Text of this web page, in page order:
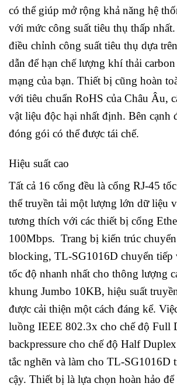
có thể giúp mở rộng khả năng hệ
với mức công suất tiêu thụ thấp
điều chỉnh công suất tiêu thụ dựa
dẫn để hạn chế lượng khí thải
mạng của bạn. Thiết bị cũng hoàn
với tiêu chuẩn RoHS của Châu Âu,
vật liệu độc hại nhất định. Bên cạnh
đóng gói có thể được tái chế.
Hiệu suất cao
Tất cả 16 cổng đều là cổng RJ-45
thể truyền tải một lượng lớn dữ liệu
tương thích với các thiết bị cổng
100Mbps. Trang bị kiến trúc
blocking, TL-SG1016D chuyển
tốc độ nhanh nhất cho thông lượng
khung Jumbo 10KB, hiệu suất
được cải thiện một cách đáng kể.
luồng IEEE 802.3x cho chế độ Full
backpressure cho chế độ Half
tắc nghẽn và làm cho TL-SG1016D
cậy. Thiết bị là lựa chọn hoàn hảo để